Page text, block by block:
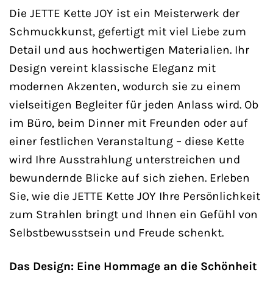
Die JETTE Kette JOY ist ein Meisterwerk der
Schmuckkunst, gefertigt mit viel Liebe zum
Detail und aus hochwertigen Materialien. Ihr
Design vereint klassische Eleganz mit
modernen Akzenten, wodurch sie zu einem
vielseitigen Begleiter für jeden Anlass wird. Ob
im Büro, beim Dinner mit Freunden oder auf
einer festlichen Veranstaltung – diese Kette
wird Ihre Ausstrahlung unterstreichen und
bewundernde Blicke auf sich ziehen. Erleben
Sie, wie die JETTE Kette JOY Ihre Persönlichkeit
zum Strahlen bringt und Ihnen ein Gefühl von
Selbstbewusstsein und Freude schenkt.
Das Design: Eine Hommage an die Schönheit